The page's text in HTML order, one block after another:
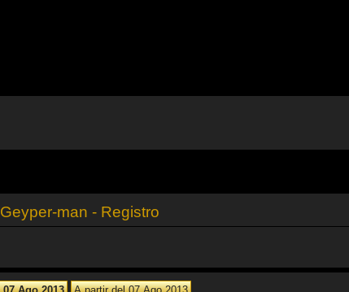
Geyper-man - Registro